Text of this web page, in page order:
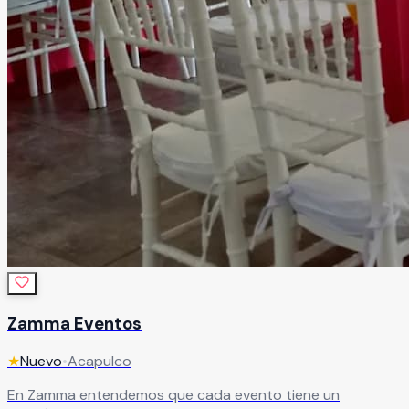
Zamma Eventos
★Nuevo•Acapulco
En Zamma entendemos que cada evento tiene un